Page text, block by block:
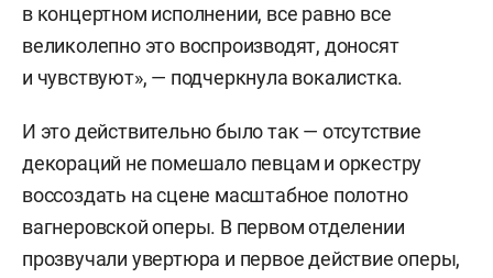
в концертном исполнении, все равно все
великолепно это воспроизводят, доносят
и чувствуют», — подчеркнула вокалистка.
И это действительно было так — отсутствие
декораций не помешало певцам и оркестру
воссоздать на сцене масштабное полотно
вагнеровской оперы. В первом отделении
прозвучали увертюра и первое действие оперы,